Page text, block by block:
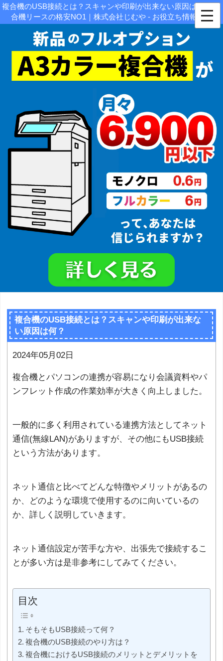
複合機のUSB接続とは？スキャンや印刷が出来ない原因は何？|複
合機リースの格安NO1｜株式会社じむや - お役立ち情報関連
複合機のUSB接続とは？スキャンや印刷が出来な
い原因は何？
2024年05月02日
複合機とパソコンの連携が容易になり会議資料やパ
ンフレット作成の作業効率が大きく向上しました。
一般的に多く利用されている連携方法としてネット
通信(無線LAN)がありますが、その他にもUSB接続
という方法があります。
ネット通信と比べてどんな特徴やメリットがあるの
か、どのような環境で使用するのに向いているの
か、詳しく説明していきます。
ネット通信設定が苦手な方や、出張先で接続するこ
とが多い方は是非参考にしてみてください。
目次
そもそもUSB接続って何？
複合機のUSB接続のやり方は？
複合機におけるUSB接続のメリットとデメリットを